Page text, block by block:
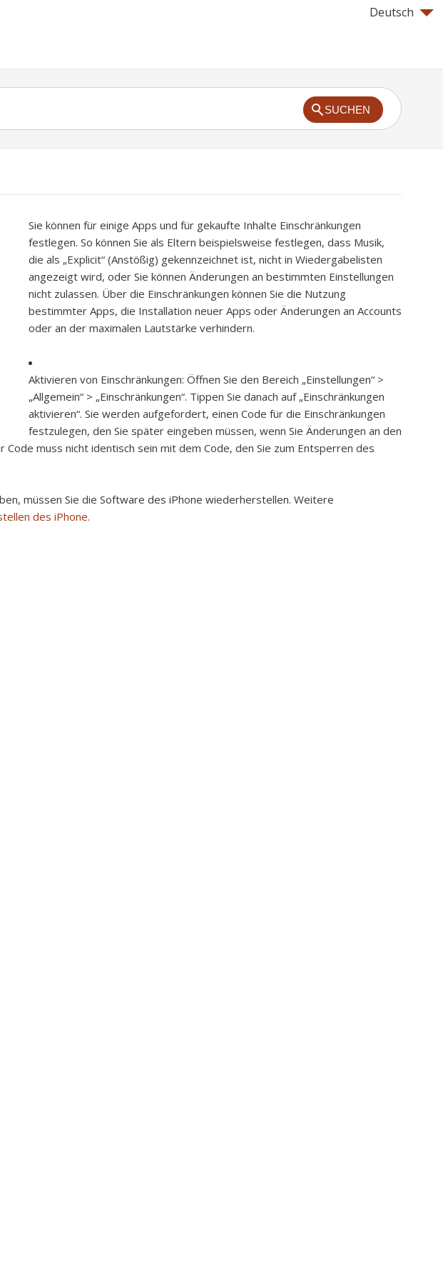
Deutsch
SUCHEN
Sie können für einige Apps und für gekaufte Inhalte Einschränkungen
festlegen. So können Sie als Eltern beispielsweise festlegen, dass Musik,
die als „Explicit“ (Anstößig) gekennzeichnet ist, nicht in Wiedergabelisten
angezeigt wird, oder Sie können Änderungen an bestimmten Einstellungen
nicht zulassen. Über die Einschränkungen können Sie die Nutzung
bestimmter Apps, die Installation neuer Apps oder Änderungen an Accounts
oder an der maximalen Lautstärke verhindern.
Aktivieren von Einschränkungen: Öffnen Sie den Bereich „Einstellungen“ >
„Allgemein“ > „Einschränkungen“. Tippen Sie danach auf „Einschränkungen
aktivieren“. Sie werden aufgefordert, einen Code für die Einschränkungen
festzulegen, den Sie später eingeben müssen, wenn Sie Änderungen an den
Code muss nicht identisch sein mit dem Code, den Sie zum Entsperren des
müssen Sie die Software des iPhone wiederherstellen. Weitere
des iPhone.